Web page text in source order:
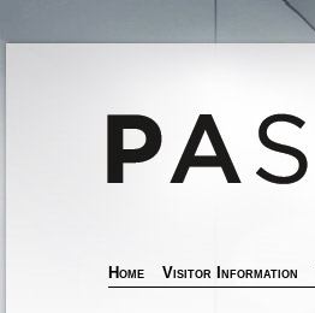
Home Visitor Information